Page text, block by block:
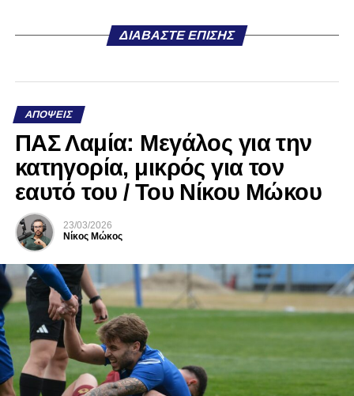
ΔΙΑΒΆΣΤΕ ΕΠΊΣΗΣ
ΑΠΌΨΕΙΣ
ΠΑΣ Λαμία: Μεγάλος για την
κατηγορία, μικρός για τον
εαυτό του / Του Νίκου Μώκου
23/03/2026
Νίκος Μώκος